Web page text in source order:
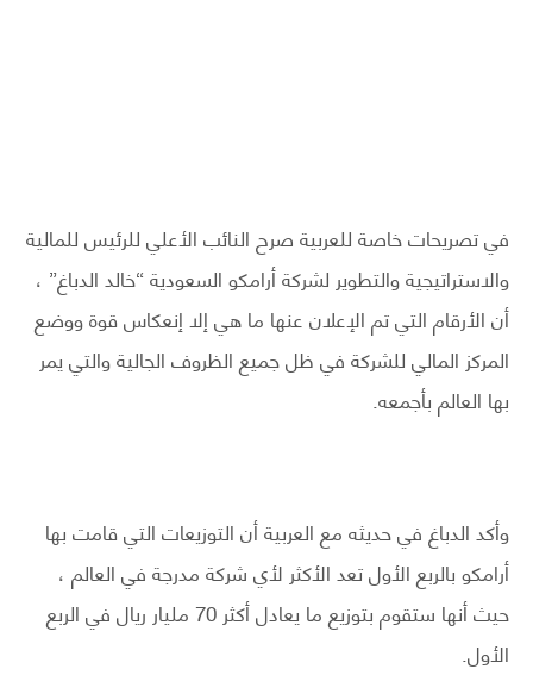
في تصريحات خاصة للعربية صرح النائب الأعلي للرئيس للمالية
والاستراتيجية والتطوير لشركة أرامكو السعودية “خالد الدباغ” ،
أن الأرقام التي تم الإعلان عنها ما هي إلا إنعكاس قوة ووضع
المركز المالي للشركة في ظل جميع الظروف الجالية والتي يمر
بها العالم بأجمعه.
وأكد الدباغ في حديثه مع العربية أن التوزيعات التي قامت بها
أرامكو بالربع الأول تعد الأكثر لأي شركة مدرجة في العالم ،
حيث أنها ستقوم بتوزيع ما يعادل أكثر 70 مليار ريال في الربع
الأول.